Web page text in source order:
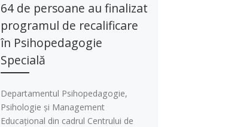
64 de persoane au finalizat
programul de recalificare
în Psihopedagogie
Specială
Departamentul Psihopedagogie,
Psihologie și Management
Educațional din cadrul Centrului de